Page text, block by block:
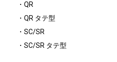
・QR
・QR タテ型
・SC/SR
・SC/SR タテ型